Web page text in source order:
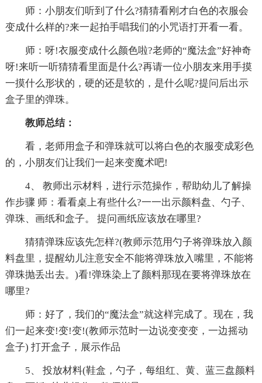
师：小朋友们听到了什么?猜猜看刚才白色的衣服会
变成什么样的?来一起拍手唱我们的小咒语打开看一看。
师：呀!衣服变成什么颜色啦?老师的“魔法盒”好神奇
呀!来听一听猜猜看里面是什么?再请一位小朋友来用手摸
一摸什么形状的，硬的还是软的，是什么呢?提问后出示
盒子里的弹珠。
教师总结：
看，老师用盒子和弹珠就可以将白色的衣服变成彩色
的，小朋友们让我们一起来变魔术吧!
4、 教师出示材料，进行示范操作，帮助幼儿了解操
作步骤 师：看看桌上有些什么?一一出示颜料盘、勺子、
弹珠、画纸和盒子。 提问画纸应该放在哪里?
猜猜弹珠应该先怎样?(教师示范用勺子将弹珠放入颜
料盘里，提醒幼儿注意安全不能将弹珠放入嘴里，不能将
弹珠抛丢出去。)看!弹珠染上了颜料那现在要将弹珠放在
哪里?
师：好了，我们的“魔法盒”就这样完成了。现在，我
们一起来变!变!变!(教师示范时一边说变变变，一边摇动
盒子) 打开盒子，展示作品
5、 投放材料(鞋盒，勺子，每组红、黄、蓝三盘颜料